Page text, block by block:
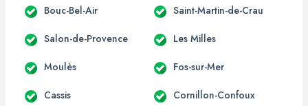
Bouc-Bel-Air Saint-Martin-de-Crau
Salon-de-Provence Les Milles
Moulès Fos-sur-Mer
Cassis Cornillon-Confoux